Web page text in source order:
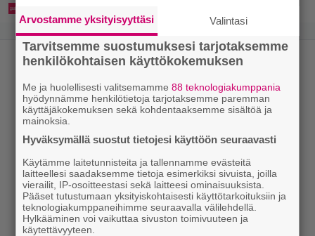
Arvostamme yksityisyyttäsi Valintasi
Tarvitsemme suostumuksesi tarjotaksemme
henkilökohtaisen käyttökokemuksen
Me ja huolellisesti valitsemamme88 teknologiakumppania
hyödynnämme henkilötietoja tarjotaksemme paremman
käyttäjäkokemuksen sekä kohdentaaksemme sisältöä ja
mainoksia.
Hyväksymällä suostut tietojesi käyttöön seuraavasti
Käytämme laitetunnisteita ja tallennamme evästeitä
laitteellesi saadaksemme tietoja esimerkiksi sivuista, joilla
vierailit, IP-osoitteestasi sekä laitteesi ominaisuuksista.
Pääset tutustumaan yksityiskohtaisesti käyttötarkoituksiin ja
teknologiakumppaneihimme seuraavalla välilehdellä.
Hylkääminen voi vaikuttaa sivuston toimivuuteen ja
käytettävyyteen.